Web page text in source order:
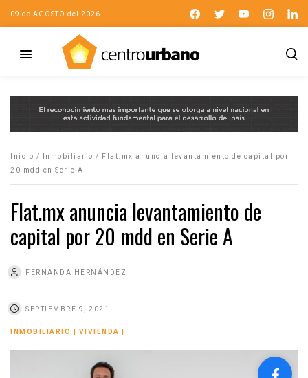
09 de AGOSTO del 2026
Inicio / Inmobiliario /
Flat.mx anuncia levantamiento de capital por
20 mdd en Serie A
Flat.mx anuncia levantamiento de
capital por 20 mdd en Serie A
FERNANDA HERNÁNDEZ
SEPTIEMBRE 9, 2021
INMOBILIARIO VIVIENDA